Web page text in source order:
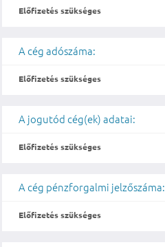
Előfizetés szükséges
A cég adószáma:
Előfizetés szükséges
A jogutód cég(ek) adatai:
Előfizetés szükséges
A cég pénzforgalmi jelzőszáma:
Előfizetés szükséges